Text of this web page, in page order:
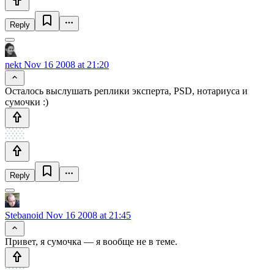
Reply
nekt Nov 16 2008 at 21:20
Осталось выслушать реплики эксперта, PSD, нотариуса и
сумочки :)
Reply
Stebanoid Nov 16 2008 at 21:45
Привет, я сумочка — я вообще не в теме.